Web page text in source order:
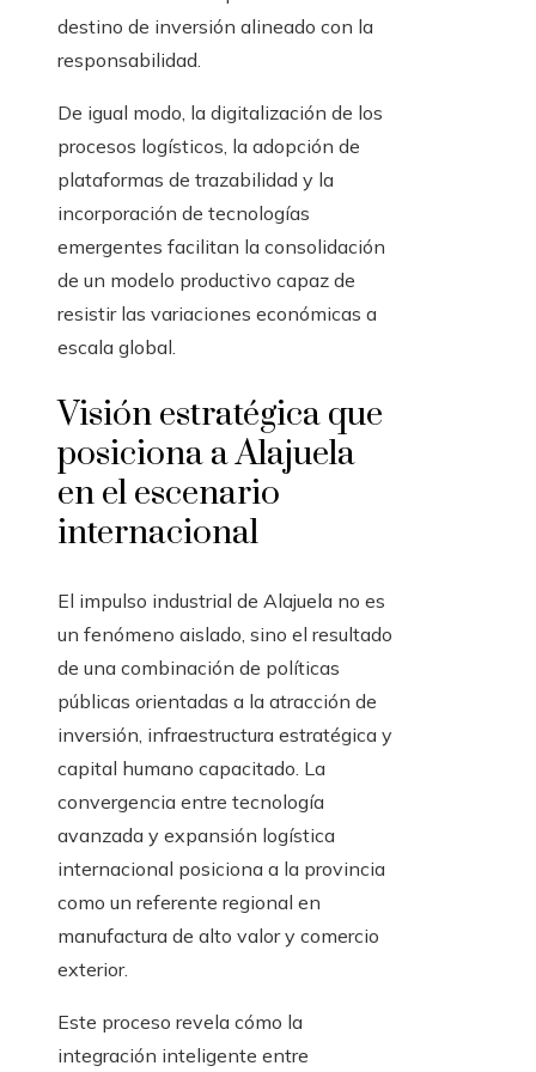
destino de inversión alineado con la
responsabilidad.
De igual modo, la digitalización de los
procesos logísticos, la adopción de
plataformas de trazabilidad y la
incorporación de tecnologías
emergentes facilitan la consolidación
de un modelo productivo capaz de
resistir las variaciones económicas a
escala global.
Visión estratégica que
posiciona a Alajuela
en el escenario
internacional
El impulso industrial de Alajuela no es
un fenómeno aislado, sino el resultado
de una combinación de políticas
públicas orientadas a la atracción de
inversión, infraestructura estratégica y
capital humano capacitado. La
convergencia entre tecnología
avanzada y expansión logística
internacional posiciona a la provincia
como un referente regional en
manufactura de alto valor y comercio
exterior.
Este proceso revela cómo la
integración inteligente entre